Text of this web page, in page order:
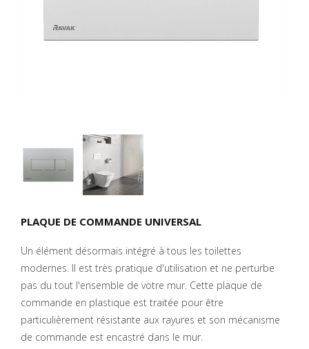
PLAQUE DE COMMANDE UNIVERSAL
Un élément désormais intégré à tous les toilettes
modernes. Il est très pratique d'utilisation et ne perturbe
pas du tout l'ensemble de votre mur. Cette plaque de
commande en plastique est traitée pour être
particulièrement résistante aux rayures et son mécanisme
de commande est encastré dans le mur.